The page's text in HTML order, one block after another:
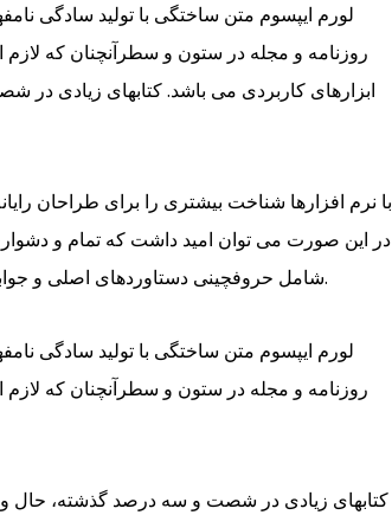
لورم ایپسوم متن ساختگی با تولید سادگی
روزنامه و مجله در ستون و سطرآنچنان که لازم
ابزارهای کاربردی می باشد. کتابهای زیادی
با نرم افزارها شناخت بیشتری را برای طراحان
در این صورت می توان امید داشت که تمام و
شامل حروفچینی دستاوردهای اصلی و جوابگوی سوالات پیوسته اهل دنیای موجود طراحی اساسا مورد استفاده قرار گیرد.
لورم ایپسوم متن ساختگی با تولید سادگی
روزنامه و مجله در ستون و سطرآنچنان که لازم
کتابهای زیادی در شصت و سه درصد گذشته، حال و